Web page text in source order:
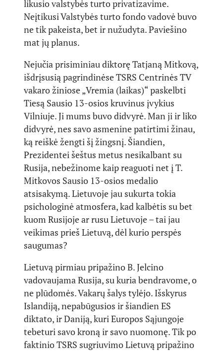
likusio valstybės turto privatizavime.
Neįtikusi Valstybės turto fondo vadovė buvo
ne tik pakeista, bet ir nužudyta. Paviešino
mat jų planus.
Nejučia prisiminiau diktorę Tatjaną Mitkovą,
išdrįsusią pagrindinėse TSRS Centrinės TV
vakaro žiniose „Vremia (laikas)“ paskelbti
Tiesą Sausio 13-osios kruvinus įvykius
Vilniuje. Ji mums buvo didvyrė. Man ji ir liko
didvyrė, nes savo asmenine patirtimi žinau,
ką reiškė žengti šį žingsnį. Šiandien,
Prezidentei šeštus metus nesikalbant su
Rusija, nebežinome kaip reaguoti net į T.
Mitkovos Sausio 13-osios medalio
atsisakymą. Lietuvoje jau sukurta tokia
psichologinė atmosfera, kad kalbėtis su bet
kuom Rusijoje ar rusu Lietuvoje – tai jau
veikimas prieš Lietuvą, dėl kurio perspės
saugumas?
Lietuvą pirmiau pripažino B. Jelcino
vadovaujama Rusija, su kuria bendravome, o
ne plūdomės. Vakarų šalys tylėjo. Išskyrus
Islandiją, nepabūgusios ir šiandien ES
diktato, ir Daniją, kuri Europos Sąjungoje
tebeturi savo kroną ir savo nuomonę. Tik po
faktinio TSRS sugriuvimo Lietuvą pripažino